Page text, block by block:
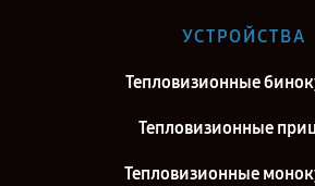
Екатеринбург
Ремонт тепловизионного бинокуляра
Ремонт тепловизионного бинокуляра
Воронеж
УСТРОЙСТВА
Тепловизионные
Тепловизионные
Тепловизионные